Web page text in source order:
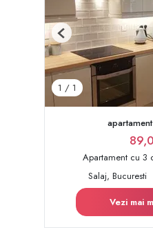
1 / 1
Previous
Apartament cu 3
Salaj, Bucuresti
Vezi mai